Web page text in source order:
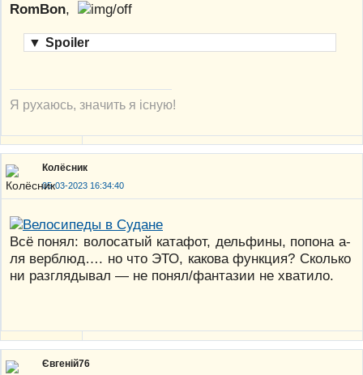
RomBon,
▼ Spoiler
Я рухаюсь, значить я існую!
Колёсник
05-03-2023 16:34:40
Всё понял: волосатый катафот, дельфины, попона а-
ля верблюд…. но что ЭТО, какова функция? Сколько
ни разглядывал — не понял/фантазии не хватило.
Євгеній76